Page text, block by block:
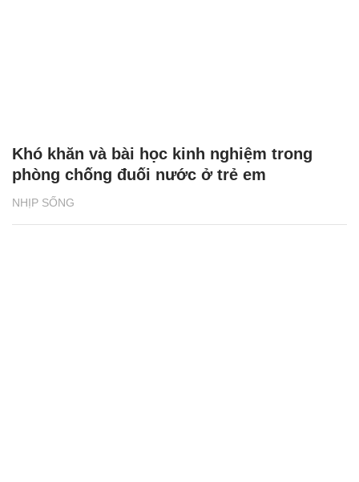
NHỊP SỐNG
Khó khăn và bài học kinh nghiệm trong
phòng chống đuối nước ở trẻ em